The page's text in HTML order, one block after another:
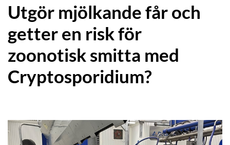
Utgör mjölkande får och
getter en risk för
zoonotisk smitta med
Cryptosporidium?